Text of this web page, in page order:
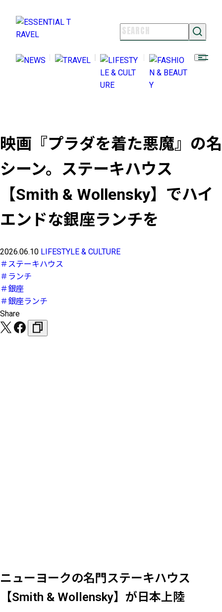
NEWS
TRAVEL
LIFESTYLE & CULTURE
よくある質問
お問い合わせ
FOLLOW US
映画『プラダを着た悪魔』の名
シーン。ステーキハウス
【Smith & Wollensky】でハイ
エンドな銀座ランチを
2026.06.10 LIFESTYLE & CULTURE
＃ステーキハウス
＃ランチ
＃銀座
＃銀座ランチ
Share
ニューヨークの名門ステーキハウス
【Smith & Wollensky】が日本上陸